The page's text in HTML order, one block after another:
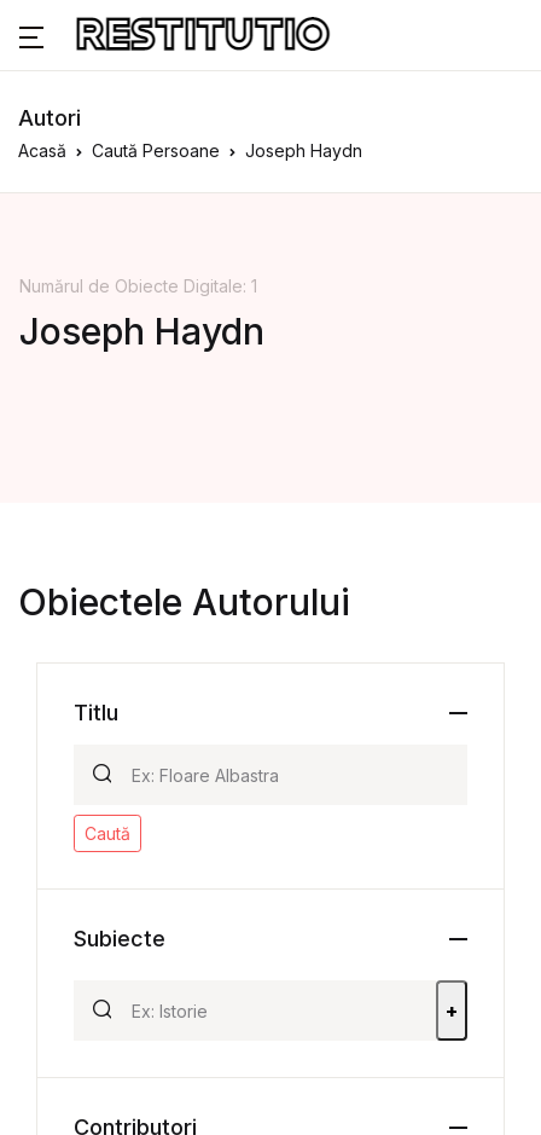
Autori
Acasă Caută Persoane Joseph Haydn
Numărul de Obiecte Digitale: 1
Joseph Haydn
Obiectele Autorului
Titlu
Caută
Subiecte
+
Contributori